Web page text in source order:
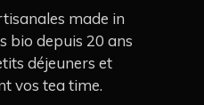
made in
bio depuis 20 ans
déjeuners et
vos tea time.